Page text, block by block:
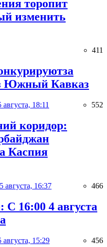
торопит
изменить
411
Южный Кавказ
августа, 18:11 552
коридор:
Каспия
августа, 16:37 466
С 16:00 4 августа
августа, 15:29 456